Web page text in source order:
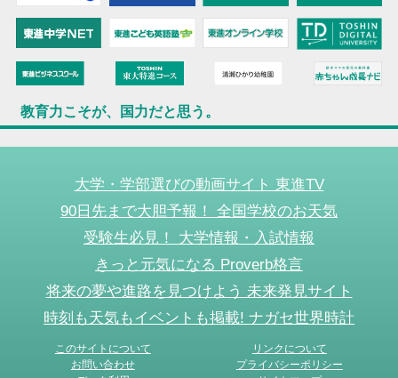
教育力こそが、国力だと思う。
大学・学部選びの動画サイト 東進TV
90日先まで大胆予報！ 全国学校のお天気
受験生必見！ 大学情報・入試情報
きっと元気になる Proverb格言
将来の夢や進路を見つけよう 未来発見サイト
時刻も天気もイベントも掲載! ナガセ世界時計
このサイトについて
リンクについて
お問い合わせ
プライバシーポリシー